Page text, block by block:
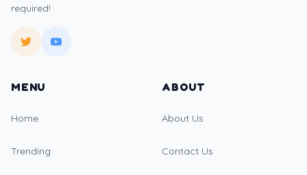
required!
MENU
Home
Trending
ABOUT
About Us
Contact Us